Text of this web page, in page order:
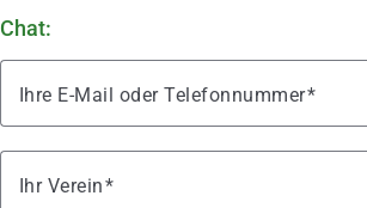
Chat:
Ihre E-Mail oder Telefonnummer
Ihr Verein